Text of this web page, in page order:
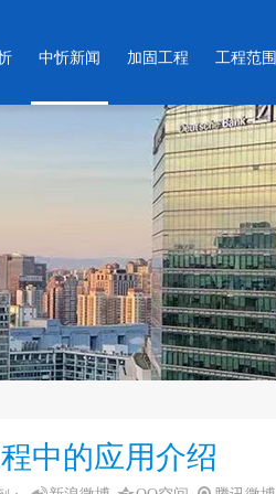
中忻新闻 加固工程 工程范围
中的应用介绍